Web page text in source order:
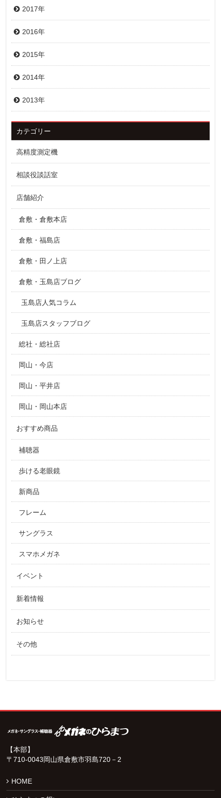
2017年
2016年
2015年
2014年
2013年
カテゴリー
高精度測定機
相談役談話室
店舗紹介
倉敷・倉敷本店
倉敷・福島店
倉敷・田ノ上店
倉敷・玉島店ブログ
玉島店人気コラム
玉島店スタッフブログ
総社・総社店
岡山・今店
岡山・平井店
岡山・岡山本店
おすすめ商品
補聴器
歩ける老眼鏡
新商品
フレーム
サングラス
スマホメガネ
イベント
新着情報
お知らせ
その他
【本部】
〒710-0043岡山県倉敷市羽島720－2
HOME